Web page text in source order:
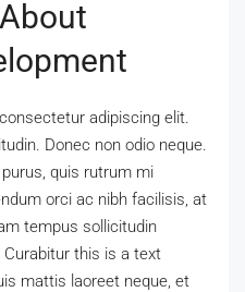
adipiscing elit.
Donec non odio neque.
quis rutrum mi
orci ac nibh facilisis, at
tempus sollicitudin
this is a text
mattis laoreet neque, et